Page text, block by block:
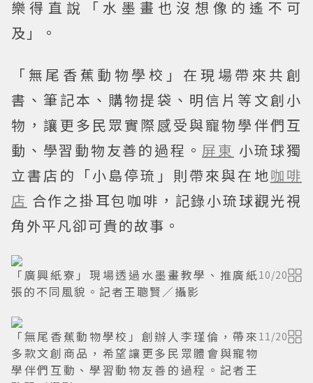
樂得直說「水墨畫也沒想像的遙不可
及」。
「無尾香蕉動物學校」在現場帶來共創
書、筆記本、購物提袋、明信片等文創小
物，讓更多民眾實際感受與寵物學伴們互
動、學習動物友善的過程。 屏東 小琉球獨
立書店的「小島停琉」則帶來與在地咖啡
店 合作之掛耳包咖啡，記錄小琉球觀光視
角外平凡卻可貴的故事。
「廣興紙寮」現場透過水墨畫教學、推廣紙
張的不同風貌。記者王聰賢／攝影
10/20
「無尾香蕉動物學校」創辦人李瑾倫，帶來
多款文創商品，希望讓更多民眾體會與寵物
學伴們互動、學習動物友善的過程。記者王
11/20